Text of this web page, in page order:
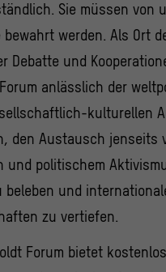
Sie müssen von
bewahrt werden. Als Ort
Debatte und
anlässlich der
kulturellen
den Austausch jenseits
und politischem
beleben und
zu vertiefen.
Forum bietet